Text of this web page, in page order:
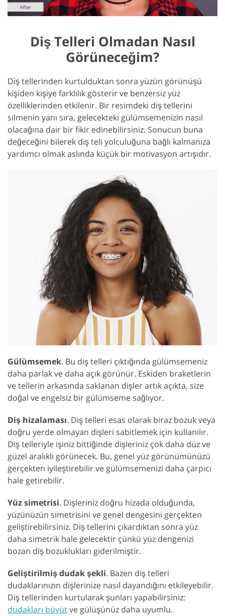
Diş Telleri Olmadan Nasıl
Görüneceğim?
Diş tellerinden kurtulduktan sonra yüzün görünüşü
kişiden kişiye farklılık gösterir ve benzersiz yüz
özelliklerinden etkilenir. Bir resimdeki diş tellerini
silmenin yanı sıra, gelecekteki gülümsemenizin nasıl
olacağına dair bir fikir edinebilirsiniz. Sonucun buna
değeceğini bilerek diş teli yolculuğuna bağlı kalmanıza
yardımcı olmak aslında küçük bir motivasyon artışıdır.
Gülümsemek. Bu diş telleri çıktığında gülümsemeniz
daha parlak ve daha açık görünür. Eskiden braketlerin
ve tellerin arkasında saklanan dişler artık açıkta, size
doğal ve engelsiz bir gülümseme sağlıyor.
Diş hizalaması. Diş telleri esas olarak biraz bozuk veya
doğru yerde olmayan dişleri sabitlemek için kullanılır.
Diş telleriyle işiniz bittiğinde dişleriniz çok daha düz ve
güzel aralıklı görünecek. Bu, genel yüz görünümünüzü
gerçekten iyileştirebilir ve gülümsemenizi daha çarpıcı
hale getirebilir.
Yüz simetrisi. Dişleriniz doğru hizada olduğunda,
yüzünüzün simetrisini ve genel dengesini gerçekten
geliştirebilirsiniz. Diş tellerini çıkardıktan sonra yüz
daha simetrik hale gelecektir çünkü yüz dengenizi
bozan diş bozuklukları giderilmiştir.
Geliştirilmiş dudak şekli. Bazen diş telleri
dudaklarınızın dişlerinize nasıl dayandığını etkileyebilir.
Diş tellerinden kurtularak şunları yapabilirsiniz:
dudakları büyütve gülüşünüz daha uyumlu.